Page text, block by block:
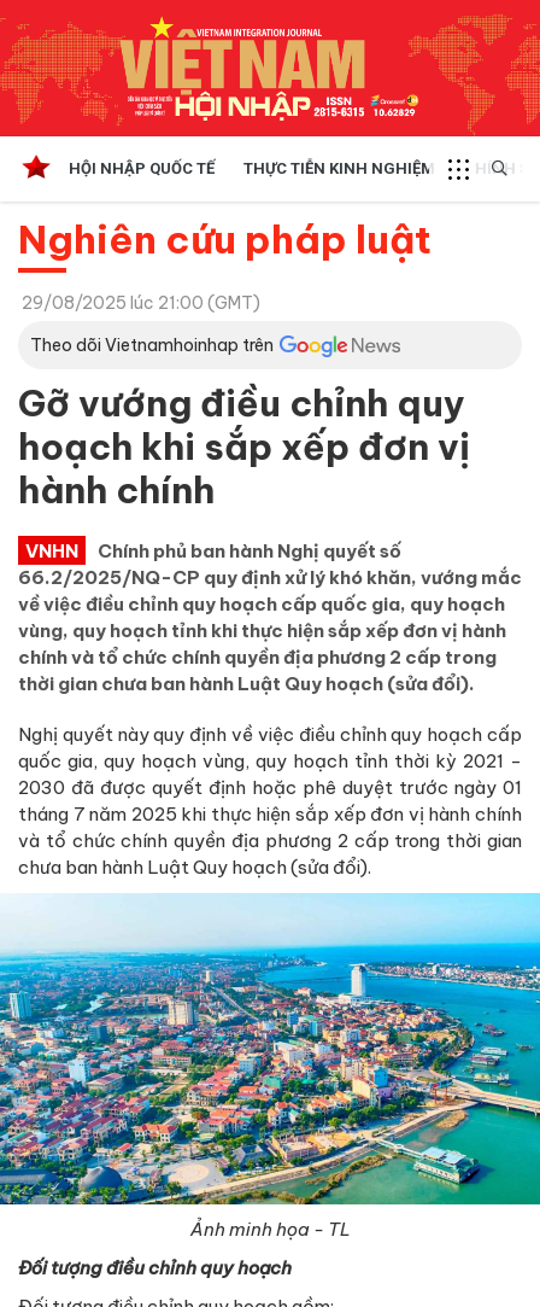
HỘI NHẬP QUỐC TẾ THỰC TIỄN KINH NGHIỆM CHÍNH
Nghiên cứu pháp luật
29/08/2025 lúc 21:00 (GMT)
Theo dõi Vietnamhoinhap trên
Gỡ vướng điều chỉnh quy
hoạch khi sắp xếp đơn vị
hành chính
VNHN
Chính phủ ban hành Nghị quyết số
66.2/2025/NQ-CP quy định xử lý khó khăn, vướng mắc
về việc điều chỉnh quy hoạch cấp quốc gia, quy hoạch
vùng, quy hoạch tỉnh khi thực hiện sắp xếp đơn vị hành
chính và tổ chức chính quyền địa phương 2 cấp trong
thời gian chưa ban hành Luật Quy hoạch (sửa đổi).
Nghị quyết này quy định về việc điều chỉnh quy hoạch cấp
quốc gia, quy hoạch vùng, quy hoạch tỉnh thời kỳ 2021 -
2030 đã được quyết định hoặc phê duyệt trước ngày 01
tháng 7 năm 2025 khi thực hiện sắp xếp đơn vị hành chính
và tổ chức chính quyền địa phương 2 cấp trong thời gian
chưa ban hành Luật Quy hoạch (sửa đổi).
Ảnh minh họa - TL
Đối tượng điều chỉnh quy hoạch